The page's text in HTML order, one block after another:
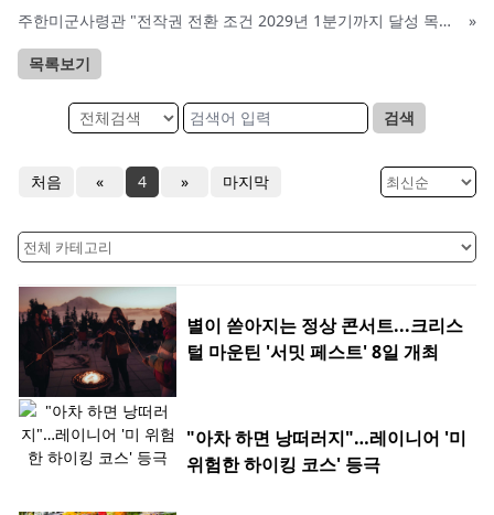
주한미군사령관 "전작권 전환 조건 2029년 1분기까지 달성 목표"
»
목록보기
검색
처음 « 4 » 마지막
별이 쏟아지는 정상 콘서트...크리스
털 마운틴 '서밋 페스트' 8일 개최
"아차 하면 낭떠러지"…레이니어 '미
위험한 하이킹 코스' 등극